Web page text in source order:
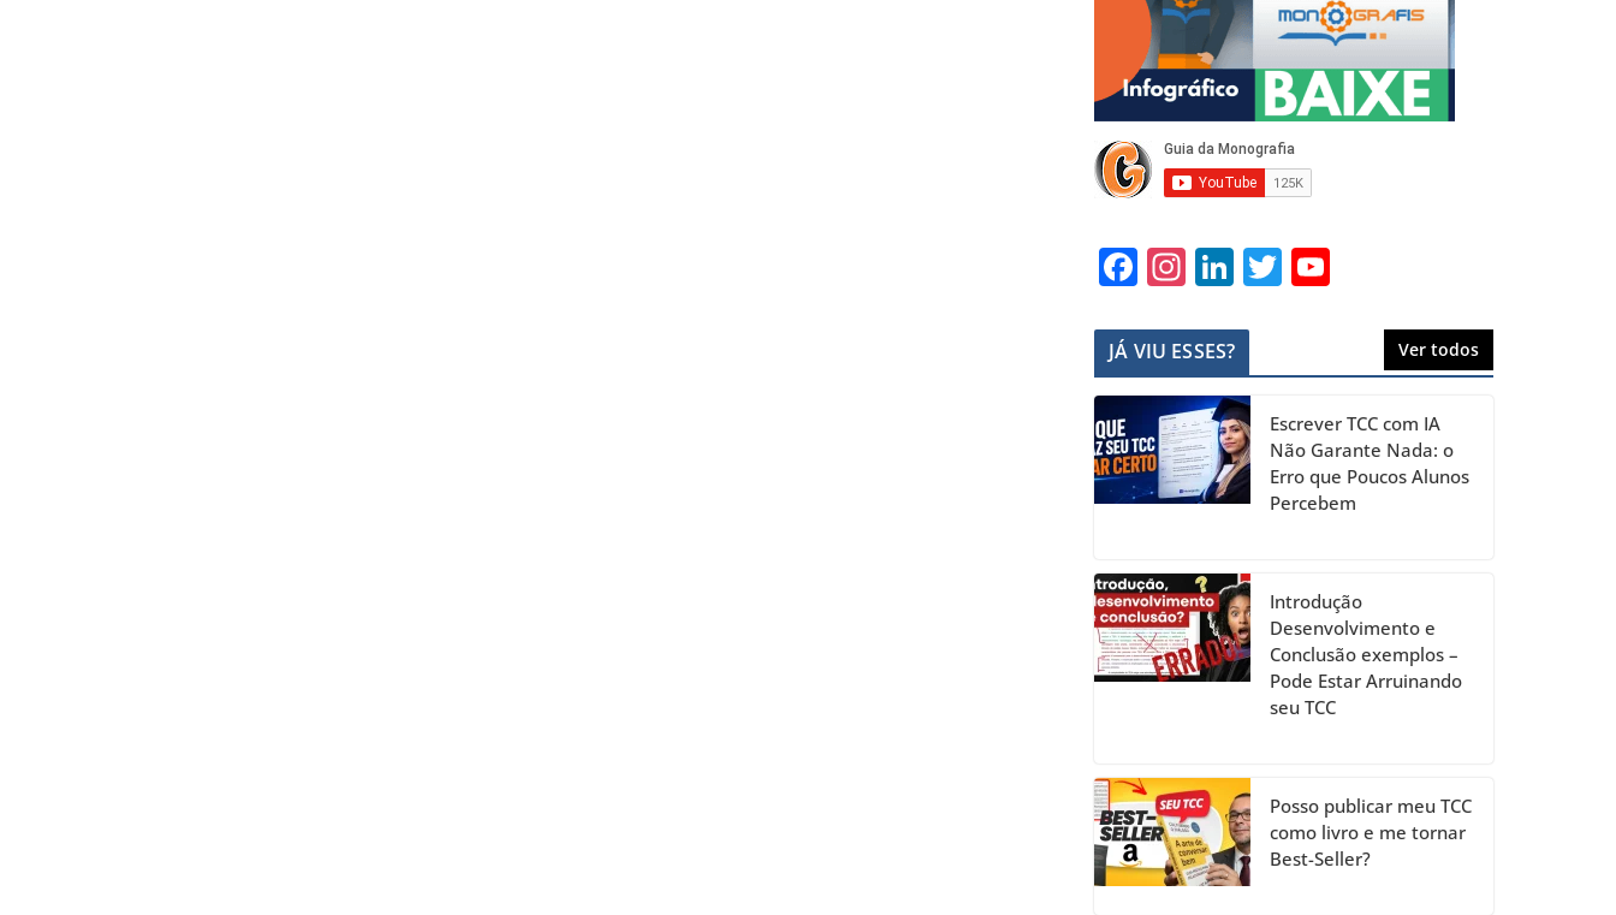
F
c
e
b
o
o
In
a
gr
a
m
Li
k
e
dI
n
T
er T
u
b
e
a
n
n
el
JÁ VIU ESSES? Ver todos
Escrever TCC com IA
Não Garante Nada: o
Erro que Poucos Alunos
Percebem
Introdução
Desenvolvimento e
Conclusão exemplos –
Pode Estar Arruinando
seu TCC
Posso publicar meu TCC
como livro e me tornar
Best-Seller?